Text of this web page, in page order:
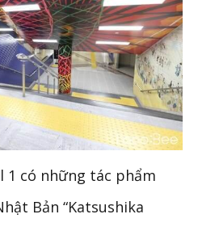
1 có những tác phẩm
Bản “Katsushika